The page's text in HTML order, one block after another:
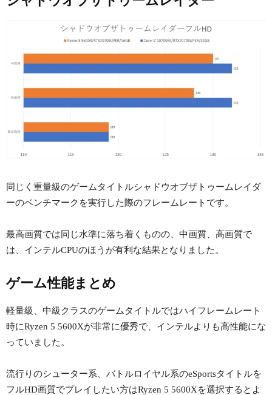
同じく重量級のゲームタイトルシャドウオブザトゥームレイダ
ーのベンチマークを実行した際のフレームレートです。
最高画質では同じ水準に落ち着くものの、中画質、高画質で
は、インテルCPUのほうが有利な結果となりました。
ゲーム性能まとめ
軽量級、中級クラスのゲームタイトルではハイフレームレート
時にRyzen 5 5600Xが非常に優秀で、インテルよりも高性能にな
っていました。
流行りのシューター系、バトルロイヤル系のeSportsタイトルを
フルHD画質でプレイしたい方はRyzen 5 5600Xを選択するとよ